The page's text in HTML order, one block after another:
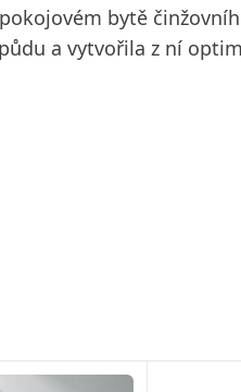
bytě
a vytvořila z ní